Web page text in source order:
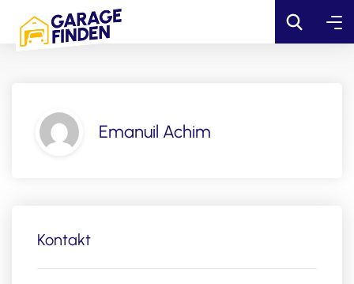
Emanuil Achim
Kontakt